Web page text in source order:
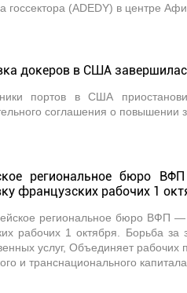
госсектора (ADEDY) в центре
докеров в США
портов в США
соглашения о повышении
региональное бюро
французских рабочих 1
региональное бюро ВФП
рабочих 1 октября. Борьба
услуг, Объединяет
и транснационального капитала.